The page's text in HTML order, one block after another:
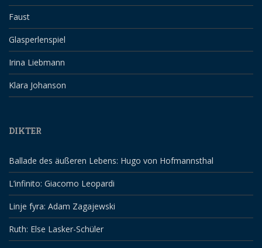
Faust
Glasperlenspiel
Irina Liebmann
Klara Johanson
DIKTER
Ballade des äußeren Lebens: Hugo von Hofmannsthal
L’infinito: Giacomo Leopardi
Linje fyra: Adam Zagajewski
Ruth: Else Lasker-Schüler